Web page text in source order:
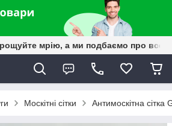
мрію, а ми подбаємо про все
Москітні сітки Антимоскітна сітка